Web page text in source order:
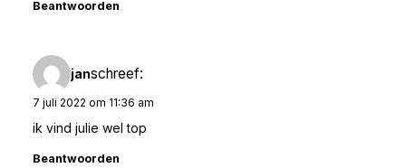
Beantwoorden
janschreef:
7 juli 2022 om 11:36 am
ik vind julie wel top
Beantwoorden